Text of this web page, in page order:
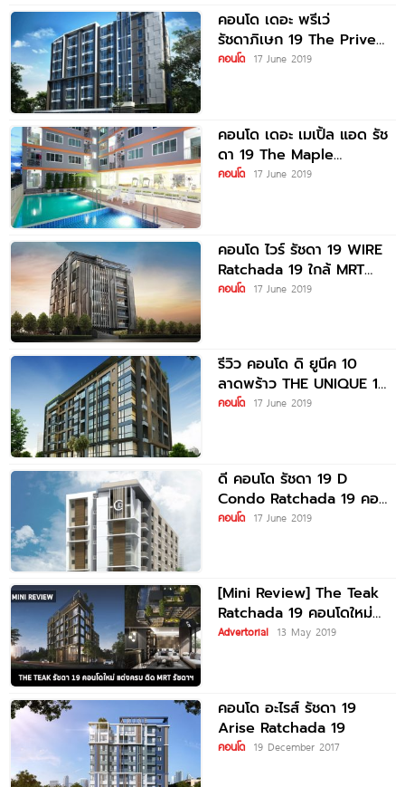
คอนโด เดอะ พรีเว่
รัชดาภิเษก 19 The Prive
Ratchada 19
คอนโด 17 June 2019
คอนโด เดอะ เมเปิ้ล แอด รัช
ดา 19 The Maple
@Ratchada 19
คอนโด 17 June 2019
คอนโด ไวร์ รัชดา 19 WIRE
Ratchada 19 ใกล้ MRT
รัชดาภิเษก
คอนโด 17 June 2019
รีวิว คอนโด ดิ ยูนีค 10
ลาดพร้าว THE UNIQUE 10
Ladprao
คอนโด 17 June 2019
ดี คอนโด รัชดา 19 D
Condo Ratchada 19 คอน
โดติดแนวรถไฟฟ้า สร้างเสร็จ
คอนโด 17 June 2019
[Mini Review] The Teak
Ratchada 19 คอนโดใหม่
ขายแบบ Fully Furnished
Advertorial 13 May 2019
คอนโด อะไรส์ รัชดา 19
Arise Ratchada 19
คอนโด 19 December 2017